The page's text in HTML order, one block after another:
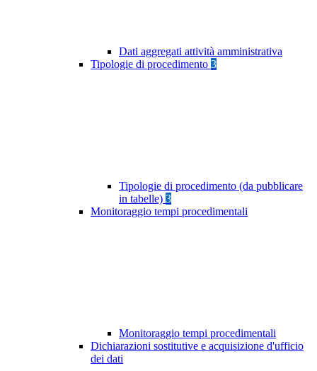
Dati aggregati attività amministrativa
Tipologie di procedimento 3
Tipologie di procedimento (da pubblicare
in tabelle) 3
Monitoraggio tempi procedimentali
Monitoraggio tempi procedimentali
Dichiarazioni sostitutive e acquisizione d'ufficio
dei dati